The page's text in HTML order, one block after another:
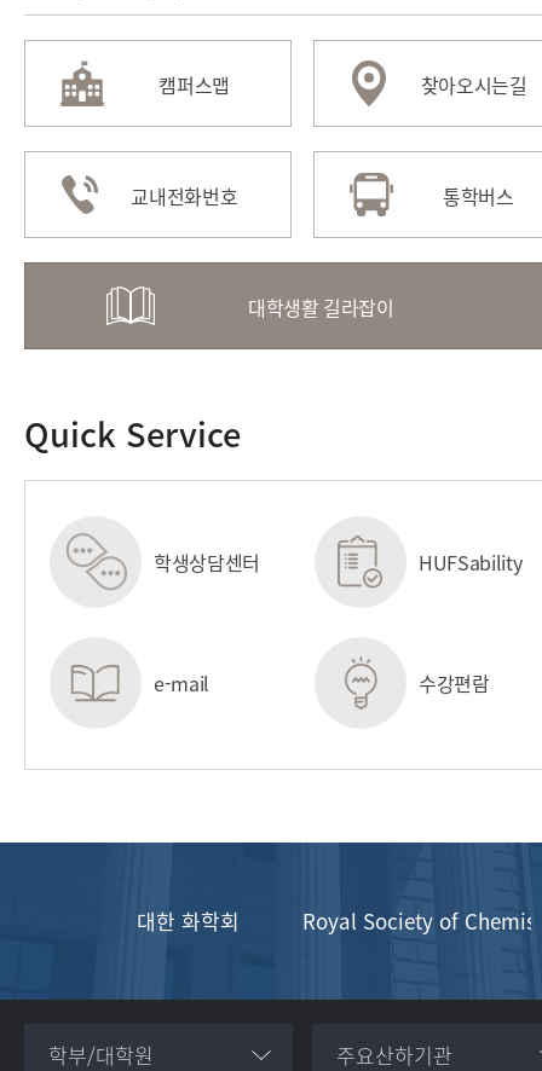
캠퍼스맵 찾아오시는길
교내전화번호 통학버스
대학생활 길라잡이
Quick Service
학생상담센터
e-mail
HUFSability
수강편람
대한 화학회 Royal Society of
학부/대학원 주요산하기관